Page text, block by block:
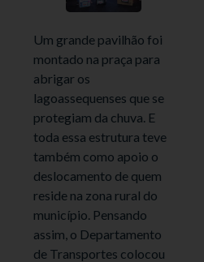
Um grande pavilhão foi
montado na praça para
abrigar os
lagoassequenses que se
protegiam da chuva. E
toda essa estrutura teve
também como apoio o
deslocamento de quem
reside na zona rural do
município. Pensando
assim, o Departamento
de Transportes colocou